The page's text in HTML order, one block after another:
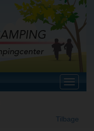
Toggle
Tilbage